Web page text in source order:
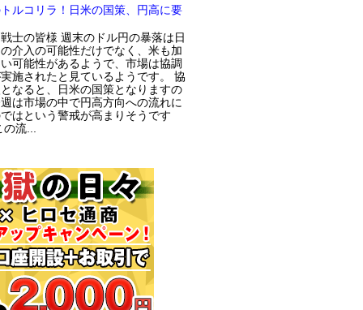
ルコリラ！日米の国策、円高に要
士の皆様 週末のドル円の暴落は日
介入の可能性だけでなく、米も加
可能性があるようで、市場は協調
施されたと見ているようです。 協
なると、日米の国策となりますの
は市場の中で円高方向への流れに
はという警戒が高まりそうです
の流...